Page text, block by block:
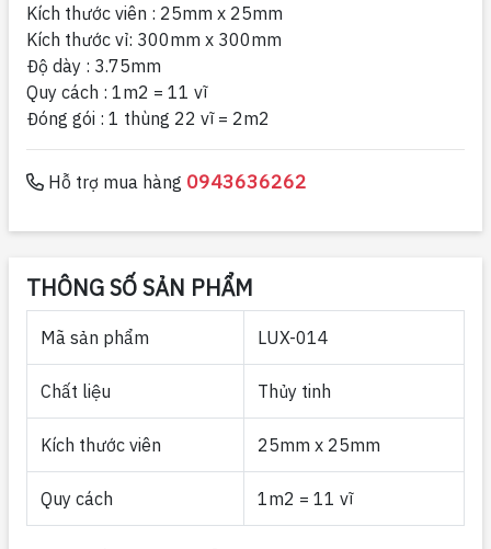
Kích thước viên : 25mm x 25mm
Kích thước vỉ: 300mm x 300mm
Độ dày : 3.75mm
Quy cách : 1m2 = 11 vĩ
Đóng gói : 1 thùng 22 vĩ = 2m2
Hỗ trợ mua hàng 0943636262
THÔNG SỐ SẢN PHẨM
Mã sản phẩm LUX-014
Chất liệu Thủy tinh
Kích thước viên 25mm x 25mm
Quy cách 1m2 = 11 vĩ